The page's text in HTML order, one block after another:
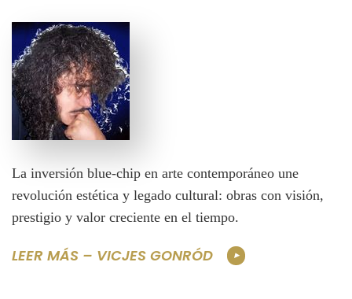
La inversión blue-chip en arte contemporáneo une
revolución estética y legado cultural: obras con visión,
prestigio y valor creciente en el tiempo.
LEER MÁS – VICJES GONRÓD